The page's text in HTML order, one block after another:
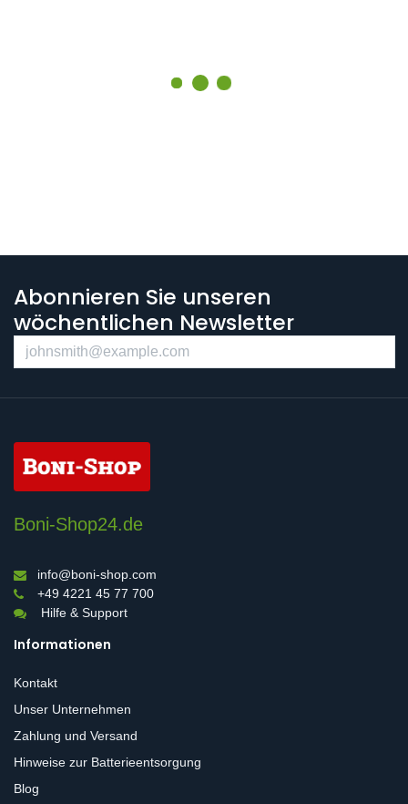
Abonnieren Sie unseren
wöchentlichen Newsletter
Boni-Shop24.de
info@boni-shop.com
+49 4221 45 77 700
Hilfe & Support
Informationen
Kontakt
Unser Unternehmen
Zahlung und Versand
Hinweise zur Batterieentsorgung
Blog